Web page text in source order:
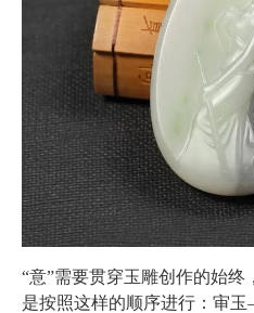
“意”需要贯穿玉雕创作的始
是按照这样的顺序进行：审